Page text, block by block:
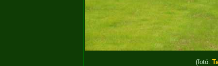
(fotó: